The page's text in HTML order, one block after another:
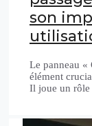
son
Le panneau «
élément
Il joue un rôle